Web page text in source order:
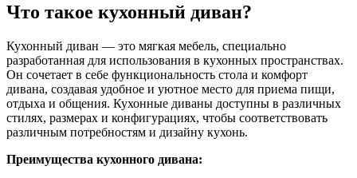
Что такое кухонный диван?
Кухонный диван — это мягкая мебель, специально
разработанная для использования в кухонных пространствах.
Он сочетает в себе функциональность стола и комфорт
дивана, создавая удобное и уютное место для приема пищи,
отдыха и общения. Кухонные диваны доступны в различных
стилях, размерах и конфигурациях, чтобы соответствовать
различным потребностям и дизайну кухонь.
Преимущества кухонного дивана: